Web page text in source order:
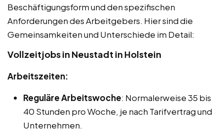
Beschäftigungsform und den spezifischen
Anforderungen des Arbeitgebers. Hier sind die
Gemeinsamkeiten und Unterschiede im Detail:
Vollzeitjobs in Neustadt in Holstein
Arbeitszeiten:
Reguläre Arbeitswoche: Normalerweise 35 bis
40 Stunden pro Woche, je nach Tarifvertrag und
Unternehmen.